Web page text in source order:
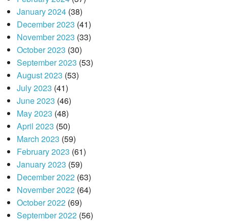
January 2024(38)
December 2023 (41)
November 2023 (33)
October 2023 (30)
September 2023 (53)
August 2023 (53)
July 2023 (41)
June 2023 (46)
May 2023 (48)
April 2023 (50)
March 2023 (59)
February 2023 (61)
January 2023 (59)
December 2022(63)
November 2022(64)
October 2022(69)
September 2022(56)